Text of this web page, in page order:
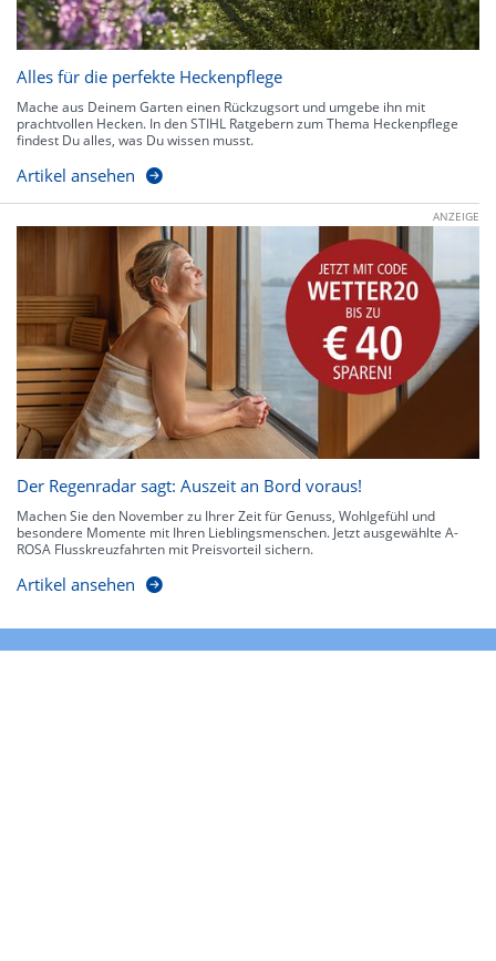
Alles für die perfekte Heckenpflege
Mache aus Deinem Garten einen Rückzugsort und umgebe ihn mit
prachtvollen Hecken. In den STIHL Ratgebern zum Thema Heckenpflege
findest Du alles, was Du wissen musst.
Artikel ansehen
ANZEIGE
Der Regenradar sagt: Auszeit an Bord voraus!
Machen Sie den November zu Ihrer Zeit für Genuss, Wohlgefühl und
besondere Momente mit Ihren Lieblingsmenschen. Jetzt ausgewählte A-
ROSA Flusskreuzfahrten mit Preisvorteil sichern.
Artikel ansehen